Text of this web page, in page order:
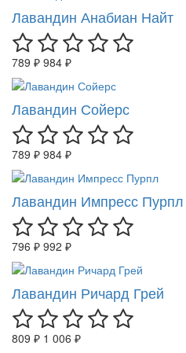
Лавандин Анабиан Найт
789 ₽ 984 ₽
Лавандин Сойерс
789 ₽ 984 ₽
Лавандин Импресс Пурпл
796 ₽ 992 ₽
Лавандин Ричард Грей
809 ₽ 1 006 ₽